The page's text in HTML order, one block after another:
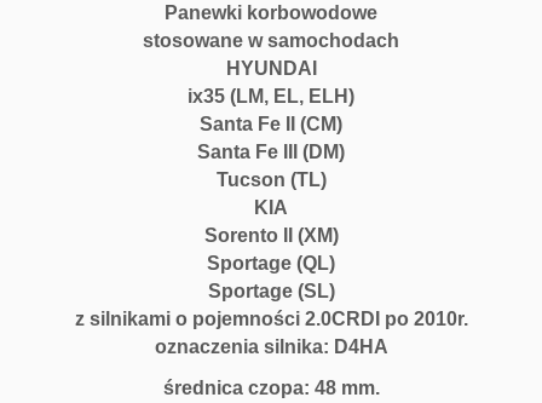
Panewki korbowodowe
stosowane w samochodach
HYUNDAI
ix35 (LM, EL, ELH)
Santa Fe II (CM)
Santa Fe III (DM)
Tucson (TL)
KIA
Sorento II (XM)
Sportage (QL)
Sportage (SL)
z silnikami o pojemności 2.0CRDI po 2010r.
oznaczenia silnika: D4HA
średnica czopa: 48 mm.